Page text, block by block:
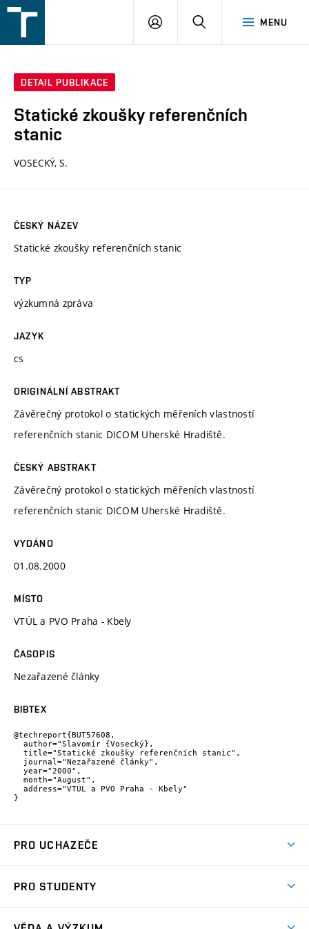
v
MENU
PŘIHLÁŠENÍ
DETAIL PUBLIKACE
Statické zkoušky referenčních
stanic
VOSECKÝ, S.
ČESKÝ NÁZEV
Statické zkoušky referenčních stanic
TYP
výzkumná zpráva
JAZYK
cs
ORIGINÁLNÍ ABSTRAKT
Závěrečný protokol o statických měřeních vlastností
referenčních stanic DICOM Uherské Hradiště.
ČESKÝ ABSTRAKT
Závěrečný protokol o statických měřeních vlastností
referenčních stanic DICOM Uherské Hradiště.
VYDÁNO
01.08.2000
MÍSTO
VTÚL a PVO Praha - Kbely
ČASOPIS
Nezařazené články
BIBTEX
@techreport{BUT57608,
}
PRO UCHAZEČE
Ambasadoři studia
PRO STUDENTY